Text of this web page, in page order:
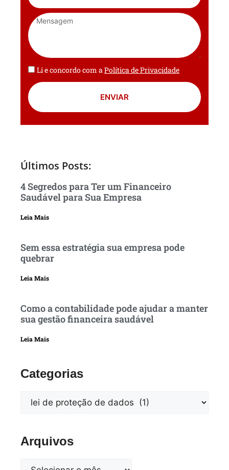
Li e concordo com aPolítica de Privacidade
ENVIAR
Últimos Posts:
4 Segredos para Ter um Financeiro
Saudável para Sua Empresa
Leia Mais
Sem essa estratégia sua empresa pode
quebrar
Leia Mais
Como a contabilidade pode ajudar a manter
sua gestão financeira saudável
Leia Mais
Categorias
Arquivos